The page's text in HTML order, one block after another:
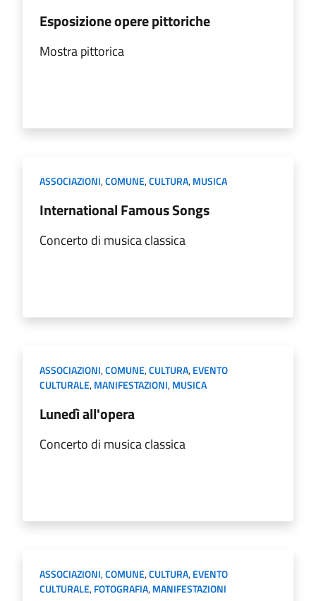
Esposizione opere pittoriche
Mostra pittorica
ASSOCIAZIONI,COMUNE,CULTURA,MUSICA
International Famous Songs
Concerto di musica classica
ASSOCIAZIONI,COMUNE,CULTURA,EVENTO
CULTURALE,MANIFESTAZIONI,MUSICA
Lunedì all'opera
Concerto di musica classica
ASSOCIAZIONI,COMUNE,CULTURA,EVENTO
CULTURALE,FOTOGRAFIA,MANIFESTAZIONI